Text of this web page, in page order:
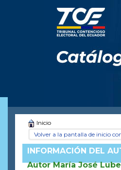
Inicio
Volver a la pantalla de inicio
INFORMACIÓN DEL
Autor María José